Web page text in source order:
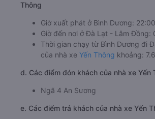
Thông
Giờ xuất phát ở Bình Dương: 22:00
Giờ đến nơi ở Đà Lạt - Lâm Đồng:
Thời gian chạy từ Bình Dương đi
của nhà xe Yến Thông khoảng:
d. Các điểm đón khách của nhà xe Yến
Ngã 4 An Sương
e. Các điểm trả khách của nhà xe Yến